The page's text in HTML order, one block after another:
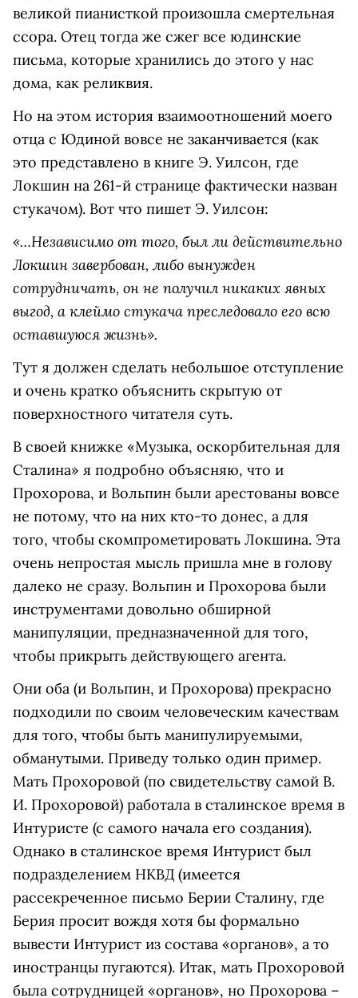
великой пианисткой произошла смертельная
ссора. Отец тогда же сжег все юдинские
письма, которые хранились до этого у нас
дома, как реликвия.
Но на этом история взаимоотношений моего
отца с Юдиной вовсе не заканчивается (как
это представлено в книге Э. Уилсон, где
Локшин на 261-й странице фактически назван
стукачом). Вот что пишет Э. Уилсон:
«…Независимо от того, был ли действительно
Локшин завербован, либо вынужден
сотрудничать, он не получил никаких явных
выгод, а клеймо стукача преследовало его всю
оставшуюся жизнь».
Тут я должен сделать небольшое отступление
и очень кратко объяснить скрытую от
поверхностного читателя суть.
В своей книжке «Музыка, оскорбительная для
Сталина» я подробно объясняю, что и
Прохорова, и Вольпин были арестованы вовсе
не потому, что на них кто-то донес, а для
того, чтобы скомпрометировать Локшина. Эта
очень непростая мысль пришла мне в голову
далеко не сразу. Вольпин и Прохорова были
инструментами довольно обширной
манипуляции, предназначенной для того,
чтобы прикрыть действующего агента.
Они оба (и Вольпин, и Прохорова) прекрасно
подходили по своим человеческим качествам
для того, чтобы быть манипулируемыми,
обманутыми. Приведу только один пример.
Мать Прохоровой (по свидетельству самой В.
И. Прохоровой) работала в сталинское время в
Интуристе (с самого начала его создания).
Однако в сталинское время Интурист был
подразделением НКВД (имеется
рассекреченное письмо Берии Сталину, где
Берия просит вождя хотя бы формально
вывести Интурист из состава «органов», а то
иностранцы пугаются). Итак, мать Прохоровой
была сотрудницей «органов», но Прохорова –